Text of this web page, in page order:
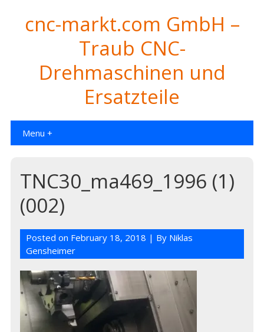
cnc-markt.com GmbH –
Traub CNC-
Drehmaschinen und
Ersatzteile
Menu +
TNC30_ma469_1996 (1)
(002)
Posted on February 18, 2018 | By Niklas
Gensheimer